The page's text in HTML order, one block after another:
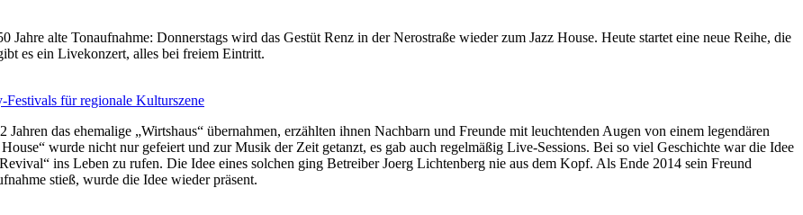
alte Tonaufnahme: Donnerstags wird das Gestüt Renz in der Nerostraße wieder zum Jazz House. Heute startet eine neue Reihe, die
es ein Livekonzert, alles bei freiem Eintritt.
für regionale Kulturszene
das ehemalige „Wirtshaus“ übernahmen, erzählten ihnen Nachbarn und Freunde mit leuchtenden Augen von einem legendären
wurde nicht nur gefeiert und zur Musik der Zeit getanzt, es gab auch regelmäßig Live-Sessions. Bei so viel Geschichte war die Idee
ins Leben zu rufen. Die Idee eines solchen ging Betreiber Joerg Lichtenberg nie aus dem Kopf. Als Ende 2014 sein Freund
stieß, wurde die Idee wieder präsent.